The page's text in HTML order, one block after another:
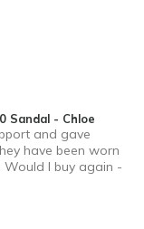
Sandal - Chloe
and gave
have been worn
Would I buy again -